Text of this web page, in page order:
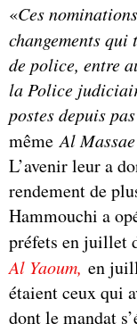
«Ces
changements qui
de police, entre
la Police
postes depuis
mêmeAl Massae
L’avenir leur a
rendement de
Hammouchi a
préfets en juillet
Al Yaoum, en
étaient ceux qui
dont le mandat